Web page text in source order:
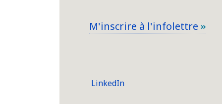
M'inscrire à l'infolettre
LinkedIn